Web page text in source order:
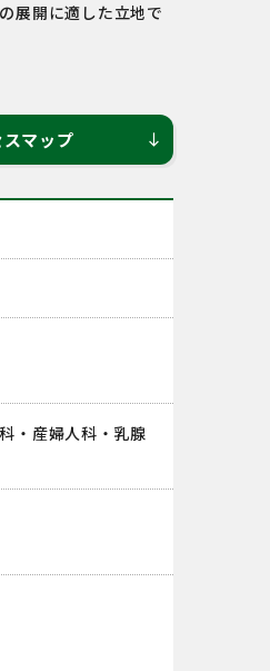
展開に適した立地で
マップ south
・産婦人科・乳腺